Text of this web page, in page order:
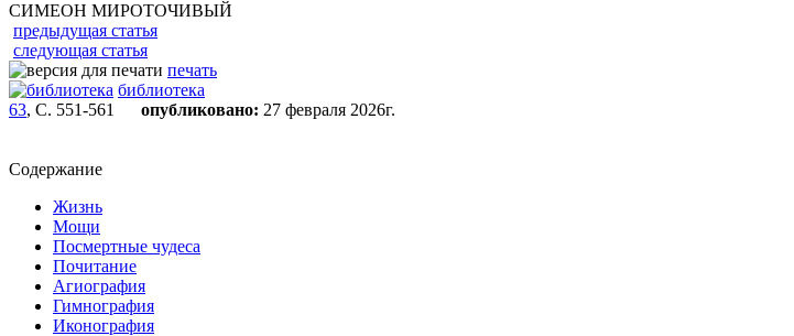
СИМЕОН МИРОТОЧИВЫЙ
предыдущая статья
следующая статья
печать
библиотека
63, С. 551-561 опубликовано: 27 февраля 2026г.
Содержание
Жизнь
Мощи
Посмертные чудеса
Почитание
Агиография
Гимнография
Иконография